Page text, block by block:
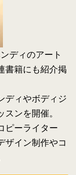
ディのアート
書籍にも紹介掲
ディやボディジ
ンを開催。
ピーライター
ザイン制作やコ